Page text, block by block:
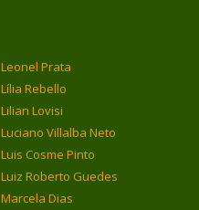
Leonel Prata
Lília Rebello
Lilian Lovisi
Luciano Villalba Neto
Luis Cosme Pinto
Luiz Roberto Guedes
Marcela Dias